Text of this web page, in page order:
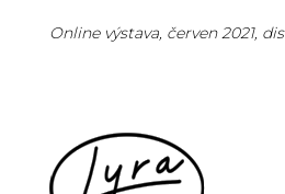
Online výstava, červen 2021,